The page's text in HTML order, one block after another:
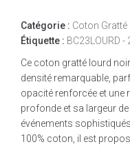
Catégorie : Coton Gratté
Étiquette : BC23LOURD
Ce coton gratté lourd
densité remarquable,
opacité renforcée et une
profonde et sa largeur
événements
100% coton, il est